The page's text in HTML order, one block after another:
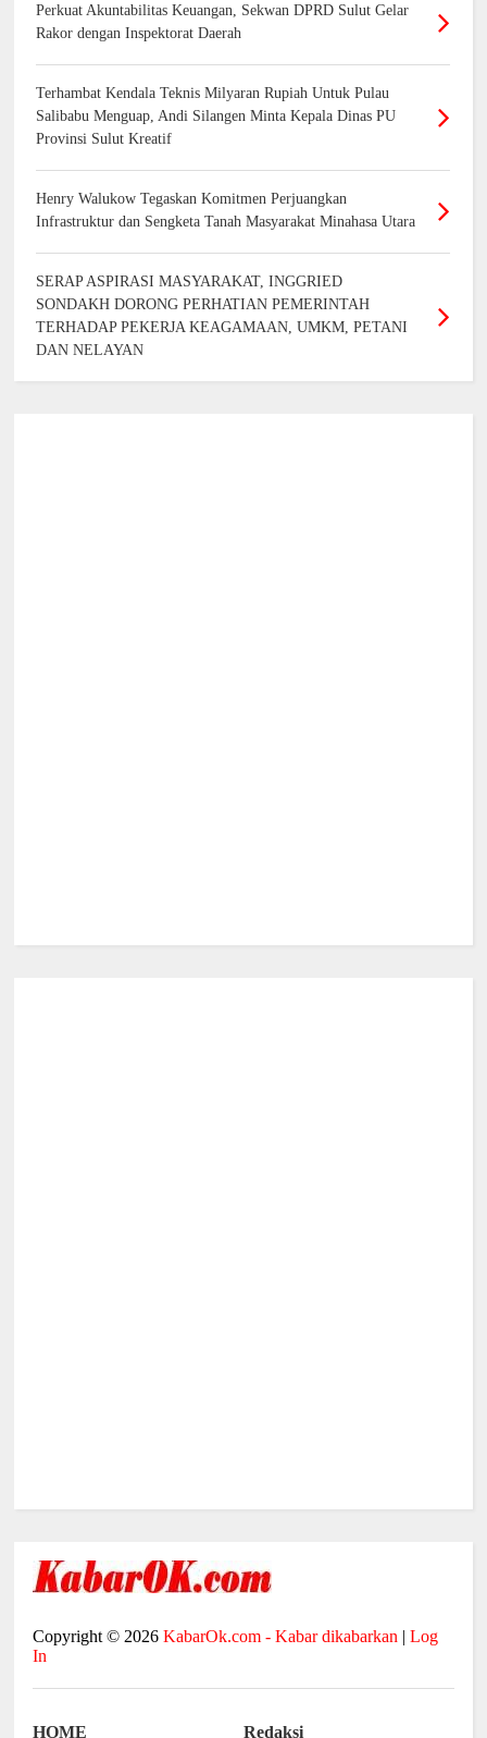
Perkuat Akuntabilitas Keuangan, Sekwan DPRD Sulut Gelar
Rakor dengan Inspektorat Daerah
Terhambat Kendala Teknis Milyaran Rupiah Untuk Pulau
Salibabu Menguap, Andi Silangen Minta Kepala Dinas PU
Provinsi Sulut Kreatif
Henry Walukow Tegaskan Komitmen Perjuangkan
Infrastruktur dan Sengketa Tanah Masyarakat Minahasa Utara
SERAP ASPIRASI MASYARAKAT, INGGRIED
SONDAKH DORONG PERHATIAN PEMERINTAH
TERHADAP PEKERJA KEAGAMAAN, UMKM, PETANI
DAN NELAYAN
Copyright © 2026KabarOk.com - Kabar dikabarkan |Log
In
HOME Redaksi